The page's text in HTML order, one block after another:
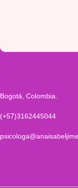
Bogotá, Colombia.
(+57)3162445044